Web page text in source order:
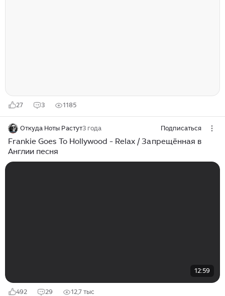
27 3 1185
Откуда Ноты Растут3 года Подписаться
Frankie Goes To Hollywood - Relax / Запрещённая в
Англии песня
12:59
492 29 12,7 тыс